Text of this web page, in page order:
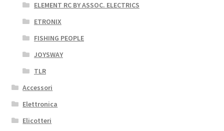
ELEMENT RC BY ASSOC. ELECTRICS
ETRONIX
FISHING PEOPLE
JOYSWAY
TLR
Accessori
Elettronica
Elicotteri